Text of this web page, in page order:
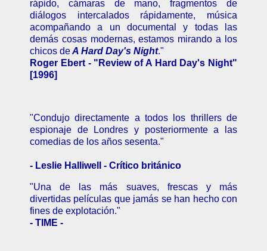
rápido, cámaras de mano, fragmentos de
diálogos intercalados rápidamente, música
acompañando a un documental y todas las
demás cosas modernas, estamos mirando a los
chicos deA Hard Day's Night."
Roger Ebert - "Review of A Hard Day's Night"
[1996]
"Condujo directamente a todos los thrillers de
espionaje de Londres y posteriormente a las
comedias de los años sesenta."
- Leslie Halliwell - Crítico británico
"Una de las más suaves, frescas y más
divertidas películas que jamás se han hecho con
fines de explotación."
- TIME -